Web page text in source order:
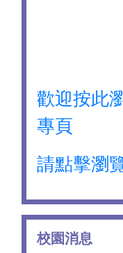
歡迎按此
專頁
請點擊瀏
校園消息